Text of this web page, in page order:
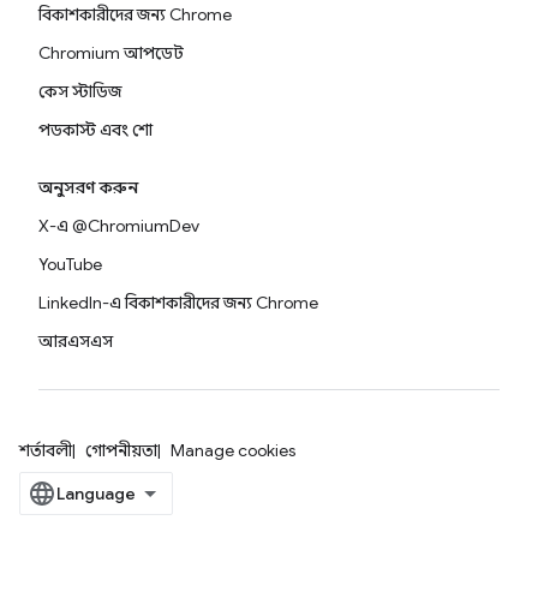
বিকাশকারীদের জন্য Chrome
Chromium আপডেট
কেস স্টাডিজ
পডকাস্ট এবং শো
অনুসরণ করুন
X-এ @ChromiumDev
YouTube
LinkedIn-এ বিকাশকারীদের জন্য Chrome
আরএসএস
শর্তাবলী গোপনীয়তা Manage cookies